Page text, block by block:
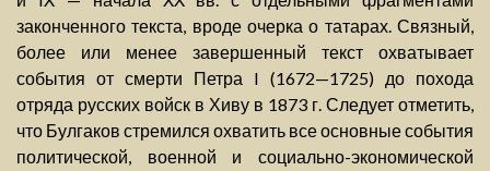
законченного текста, вроде очерка о татарах. Связный,
более или менее завершенный текст охватывает
события от смерти Петра I (1672—1725) до похода
отряда русских войск в Хиву в 1873 г. Следует отметить,
что Булгаков стремился охватить все основные события
политической, военной и социально-экономической